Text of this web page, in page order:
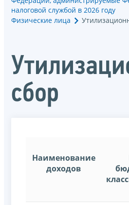
налоговой службой в 2026 году
Физические лица
сбор
Наименование
доходов